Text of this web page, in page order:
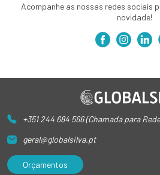
Acompanhe as nossas redes sociais
novidade!
+351 244 684 566 (Chamada para
geral@globalsilva.pt
Orçamentos